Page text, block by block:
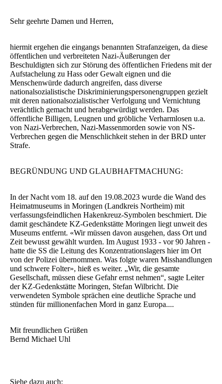
Sehr geehrte Damen und Herren,
hiermit ergehen die eingangs benannten Strafanzeigen, da diese
öffentlichen und verbreiteten Nazi-Äußerungen der
Beschuldigten sich zur Störung des öffentlichen Friedens mit der
Aufstachelung zu Hass oder Gewalt eignen und die
Menschenwürde dadurch angreifen, dass diverse
nationalsozialistische Diskriminierungspersonengruppen gezielt
mit deren nationalsozialistischer Verfolgung und Vernichtung
verächtlich gemacht und herabgewürdigt werden. Das
öffentliche Billigen, Leugnen und gröbliche Verharmlosen u.a.
von Nazi-Verbrechen, Nazi-Massenmorden sowie von NS-
Verbrechen gegen die Menschlichkeit stehen in der BRD unter
Strafe.
BEGRÜNDUNG UND GLAUBHAFTMACHUNG:
In der Nacht vom 18. auf den 19.08.2023 wurde die Wand des
Heimatmuseums in Moringen (Landkreis Northeim) mit
verfassungsfeindlichen Hakenkreuz-Symbolen beschmiert. Die
damit geschändete KZ-Gedenkstätte Moringen liegt unweit des
Museums entfernt. «Wir müssen davon ausgehen, dass Ort und
Zeit bewusst gewählt wurden. Im August 1933 - vor 90 Jahren -
hatte die SS die Leitung des Konzentrationslagers hier im Ort
von der Polizei übernommen. Was folgte waren Misshandlungen
und schwere Folter», hieß es weiter. „Wir, die gesamte
Gesellschaft, müssen diese Gefahr ernst nehmen“, sagte Leiter
der KZ-Gedenkstätte Moringen, Stefan Wilbricht. Die
verwendeten Symbole sprächen eine deutliche Sprache und
stünden für millionenfachen Mord in ganz Europa....
Mit freundlichen Grüßen
Bernd Michael Uhl
Siehe dazu auch: